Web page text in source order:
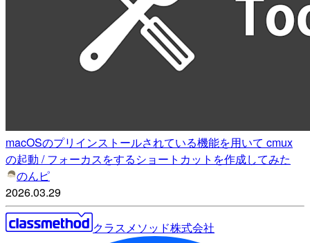
macOSのプリインストールされている機能を用いて cmux
の起動 / フォーカスをするショートカットを作成してみた
のんピ
2026.03.29
クラスメソッド株式会社